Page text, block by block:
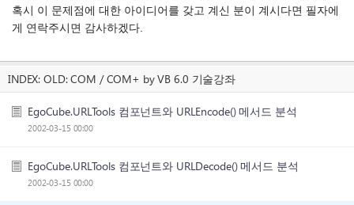
혹시 이 문제점에 대한 아이디어를 갖고 계신 분이 계시다면 필자에
게 연락주시면 감사하겠다.
INDEX:OLD: COM / COM+ by VB 6.0 기술강좌
EgoCube.URLTools 컴포넌트와 URLEncode() 메서드 분석
2002-03-15 00:00
EgoCube.URLTools 컴포넌트와 URLDecode() 메서드 분석
2002-03-15 00:00